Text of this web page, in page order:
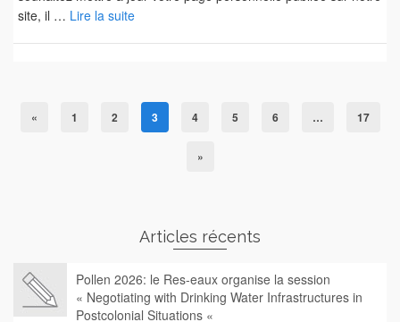
site, il … Lire la suite
« 1 2 3 4 5 6 … 17
»
Articles récents
Pollen 2026: le Res-eaux organise la session
« Negotiating with Drinking Water Infrastructures in
Postcolonial Situations «